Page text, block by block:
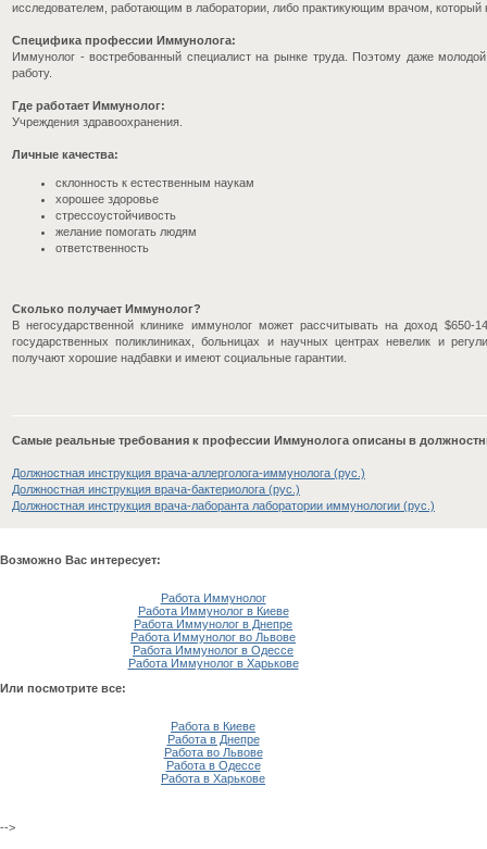
исследователем, работающим в лаборатории, либо практикующим врачом, который
Специфика профессии Иммунолога:
Иммунолог - востребованный специалист на рынке труда. Поэтому даже
работу.
Где работает Иммунолог:
Учреждения здравоохранения.
Личные качества:
cклонность к естественным наукам
хорошее здоровье
стрессоустойчивость
желание помогать людям
ответственность
Сколько получает Иммунолог?
В негосударственной клинике иммунолог может рассчитывать на доход
государственных поликлиниках, больницах и научных центрах невелик и
получают хорошие надбавки и имеют социальные гарантии.
Самые реальные требования к профессии Иммунолога описаны в
Должностная инструкция врача-аллерголога-иммунолога (рус.)
Должностная инструкция врача-бактериолога (рус.)
Должностная инструкция врача-лаборанта лаборатории иммунологии (рус.)
Возможно Вас интересует:
Работа Иммунолог
Работа Иммунолог в Киеве
Работа Иммунолог в Днепре
Работа Иммунолог во Львове
Работа Иммунолог в Одессе
Работа Иммунолог в Харькове
Или посмотрите все:
Работа в Киеве
Работа в Днепре
Работа во Львове
Работа в Одессе
Работа в Харькове
-->